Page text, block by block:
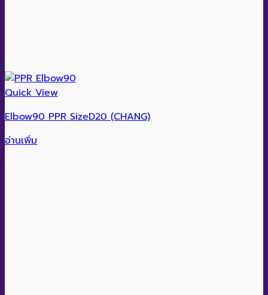
Quick View
Elbow90 PPR SizeD20 (CHANG)
อ่านเพิ่ม